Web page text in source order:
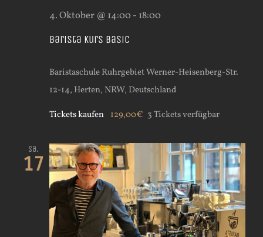
Barista Kurs Basic
4. Oktober @ 14:00- 18:00
Baristaschule RuhrgebietWerner-Heisenberg-Str.
12-14, Herten, NRW, Deutschland
Tickets kaufen 129,00€ 3 Tickets verfügbar
Sa.
17